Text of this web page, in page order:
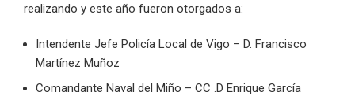
realizando y este año fueron otorgados a:
Intendente Jefe Policía Local de Vigo – D. Francisco
Martínez Muñoz
Comandante Naval del Miño – CC .D Enrique García